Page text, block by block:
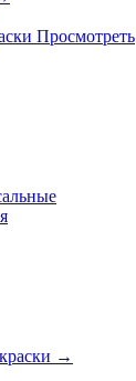
Просмотреть
→